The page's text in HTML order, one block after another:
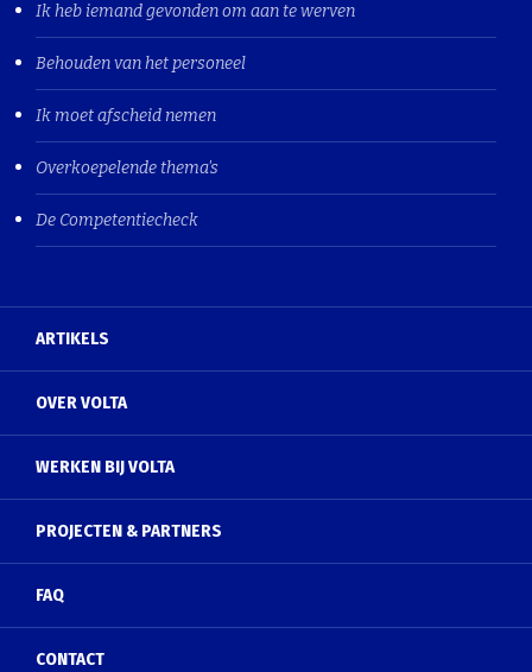
Ik heb iemand gevonden om aan te werven
Behouden van het personeel
Ik moet afscheid nemen
Overkoepelende thema's
De Competentiecheck
ARTIKELS
OVER VOLTA
WERKEN BIJ VOLTA
PROJECTEN & PARTNERS
FAQ
CONTACT